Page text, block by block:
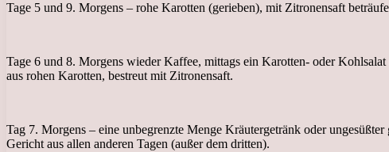
Tage 5 und 9. Morgens – rohe Karotten (gerieben), mit Zitronensaft
Tage 6 und 8. Morgens wieder Kaffee, mittags ein Karotten- oder
aus rohen Karotten, bestreut mit Zitronensaft.
Tag 7. Morgens – eine unbegrenzte Menge Kräutergetränk oder
Gericht aus allen anderen Tagen (außer dem dritten).